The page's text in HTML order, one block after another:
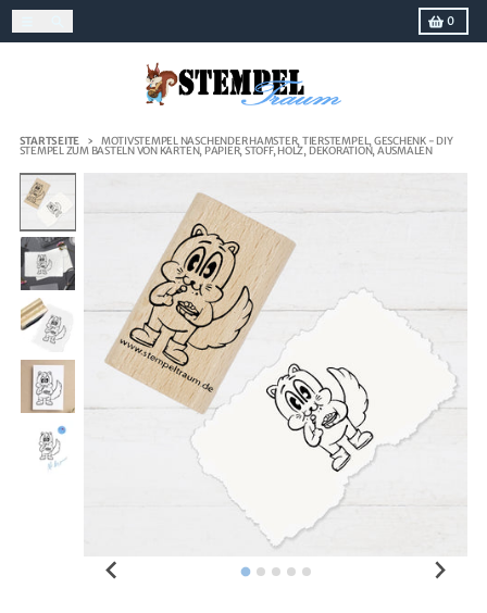
Direkt zum Inhalt
0
STARTSEITE MOTIVSTEMPEL NASCHENDER HAMSTER, TIERSTEMPEL, GESCHENK - DIY
STEMPEL ZUM BASTELN VON KARTEN, PAPIER, STOFF, HOLZ, DEKORATION, AUSMALEN
Zu Produktinformationen springen